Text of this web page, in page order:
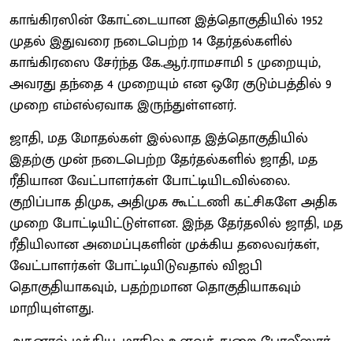
காங்கிரஸின் கோட்டையான இத்தொகுதியில் 1952
முதல் இதுவரை நடைபெற்ற 14 தேர்தல்களில்
காங்கிரஸை சேர்ந்த கே.ஆர்.ராமசாமி 5 முறையும்,
அவரது தந்தை 4 முறையும் என ஒரே குடும்பத்தில் 9
முறை எம்எல்ஏவாக இருந்துள்ளனர்.
ஜாதி, மத மோதல்கள் இல்லாத இத்தொகுதியில்
இதற்கு முன் நடைபெற்ற தேர்தல்களில் ஜாதி, மத
ரீதியான வேட்பாளர்கள் போட்டியிடவில்லை.
குறிப்பாக திமுக, அதிமுக கூட்டணி கட்சிகளே அதிக
முறை போட்டியிட்டுள்ளன. இந்த தேர்தலில் ஜாதி, மத
ரீதியிலான அமைப்புகளின் முக்கிய தலைவர்கள்,
வேட்பாளர்கள் போட்டியிடுவதால் விஐபி
தொகுதியாகவும், பதற்றமான தொகுதியாகவும்
மாறியுள்ளது.